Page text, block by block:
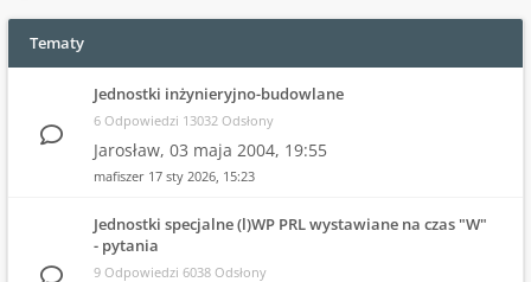
Tematy
Jednostki inżynieryjno-budowlane
6 Odpowiedzi 13032 Odsłony
Jarosław, 03 maja 2004, 19:55
mafiszer 17 sty 2026, 15:23
Jednostki specjalne (l)WP PRL wystawiane na czas "W"
- pytania
9 Odpowiedzi 6038 Odsłony